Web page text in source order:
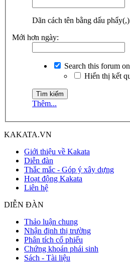
Dãn cách tên bằng dấu
Mới hơn ngày:
Search this forum
Hiển thị kết
Thêm...
KAKATA.VN
Giới thiệu về Kakata
Diễn đàn
Thắc mắc - Góp ý xây dựng
Hoạt động Kakata
Liên hệ
DIỄN ĐÀN
Thảo luận chung
Nhận định thị trường
Phân tích cổ phiếu
Chứng khoán phái sinh
Sách - Tài liệu